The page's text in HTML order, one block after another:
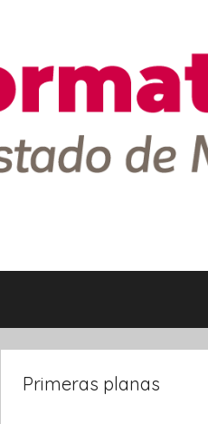
Primeras planas